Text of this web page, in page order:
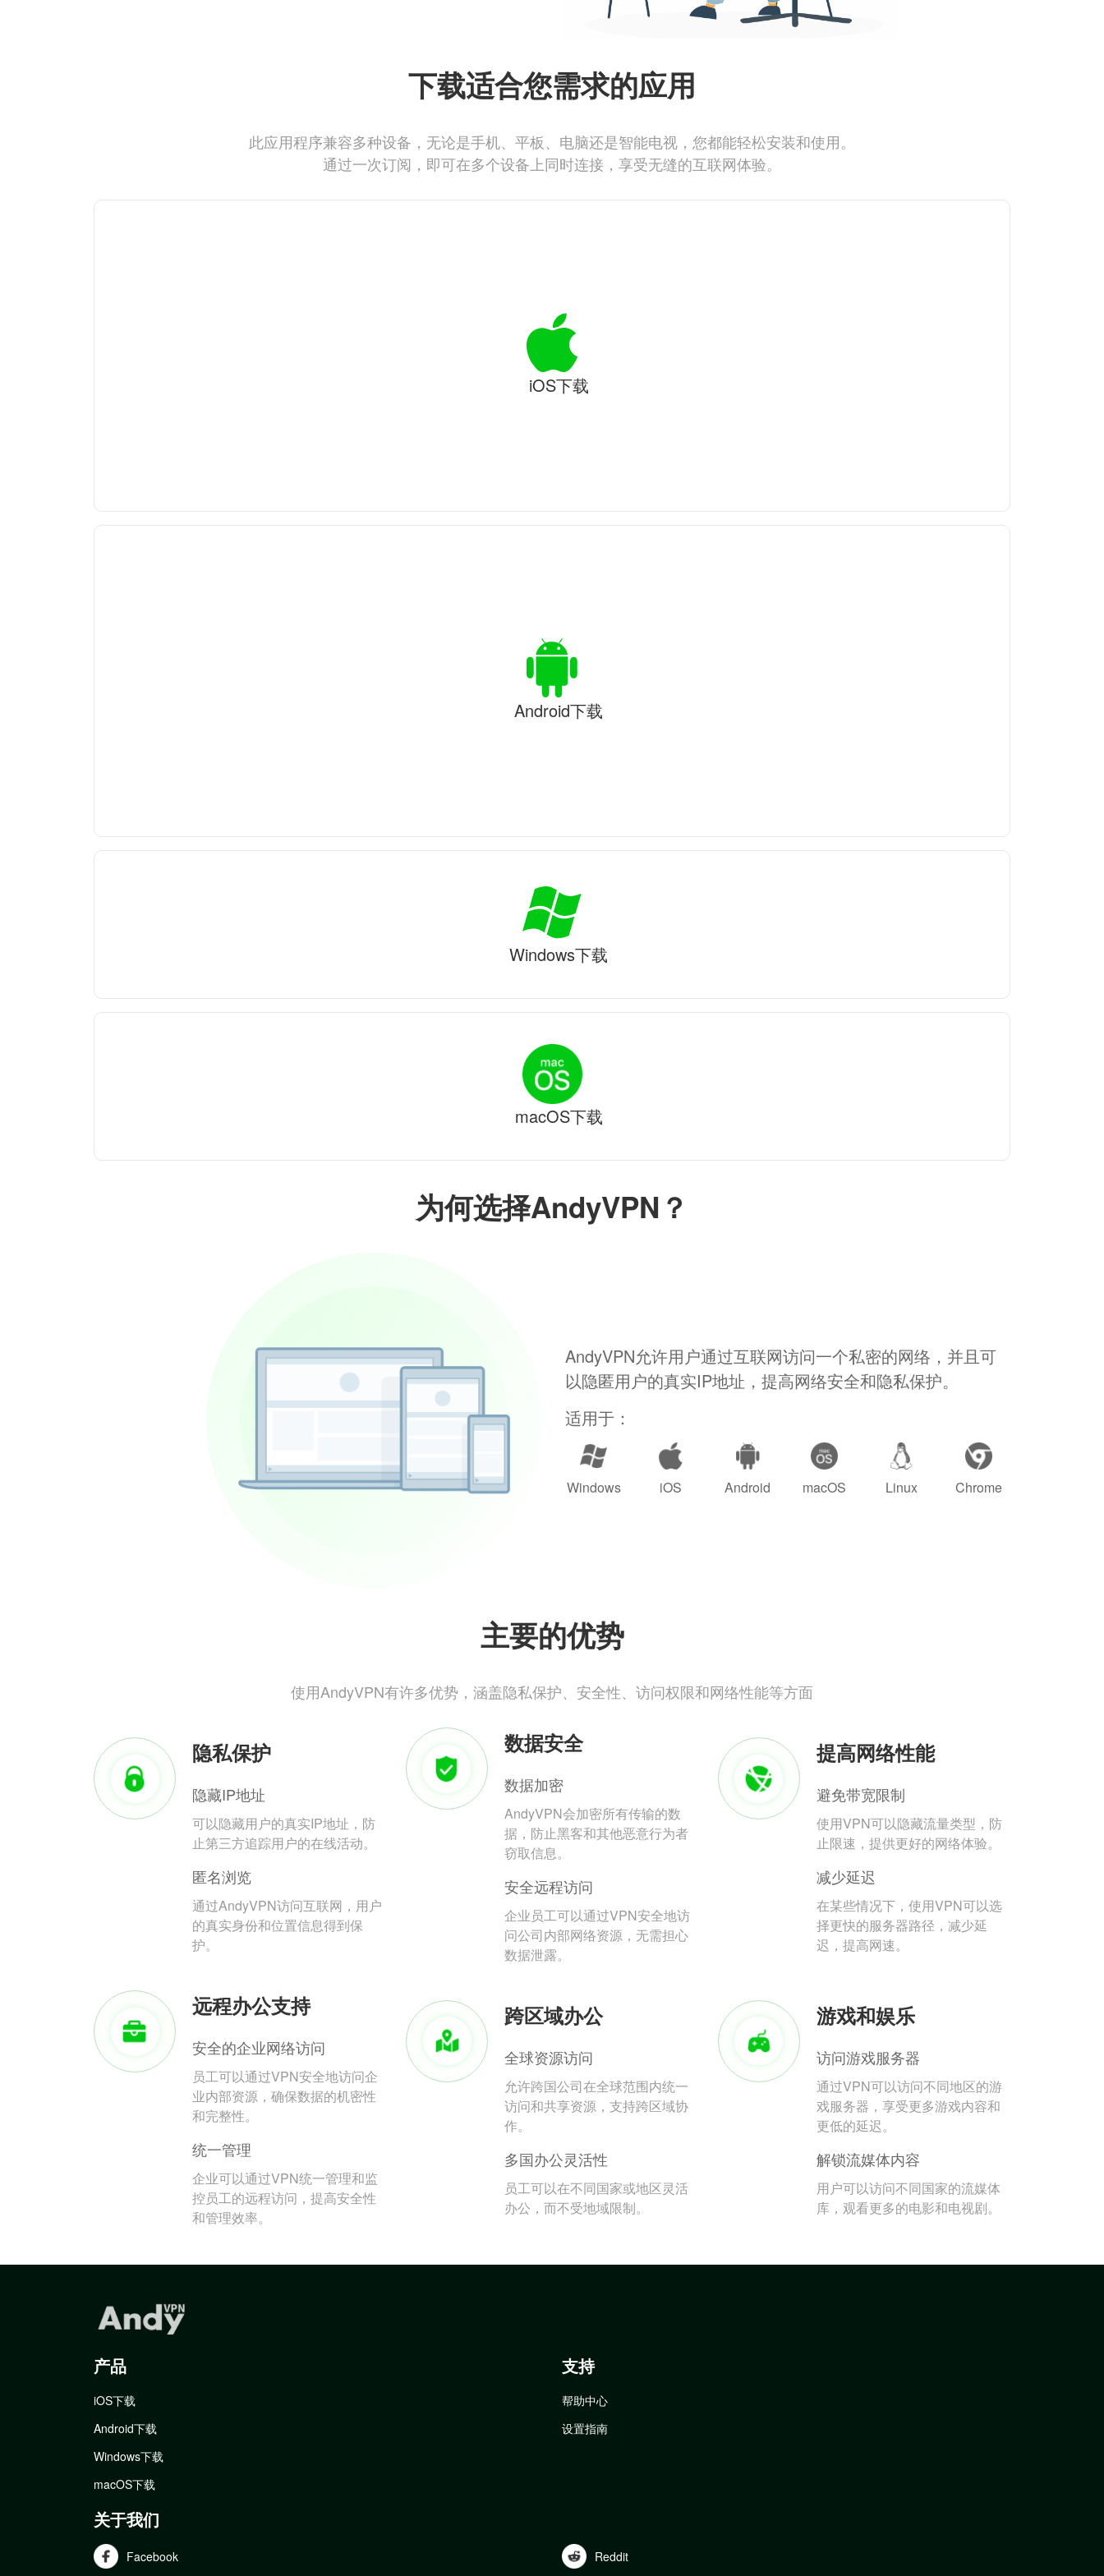
为何选择AndyVPN？
AndyVPN允许用户通过互联网访问一个私密的网络，并且可
以隐匿用户的真实IP地址，提高网络安全和隐私保护。
适用于：
Windows iOS Android macOS Linux Chrome
主要的优势
使用AndyVPN有许多优势，涵盖隐私保护、安全性、访问权限和网络性能等方面
隐私保护
隐藏IP地址
可以隐藏用户的真实IP地址，防
止第三方追踪用户的在线活动。
匿名浏览
通过AndyVPN访问互联网，用户
的真实身份和位置信息得到保
护。
数据安全
数据加密
AndyVPN会加密所有传输的数
据，防止黑客和其他恶意行为者
窃取信息。
安全远程访问
企业员工可以通过VPN安全地访
问公司内部网络资源，无需担心
数据泄露。
提高网络性能
避免带宽限制
使用VPN可以隐藏流量类型，防
止限速，提供更好的网络体验。
减少延迟
在某些情况下，使用VPN可以选
择更快的服务器路径，减少延
迟，提高网速。
远程办公支持
安全的企业网络访问
员工可以通过VPN安全地访问企
业内部资源，确保数据的机密性
和完整性。
统一管理
企业可以通过VPN统一管理和监
控员工的远程访问，提高安全性
和管理效率。
跨区域办公
全球资源访问
允许跨国公司在全球范围内统一
访问和共享资源，支持跨区域协
作。
多国办公灵活性
员工可以在不同国家或地区灵活
办公，而不受地域限制。
游戏和娱乐
访问游戏服务器
通过VPN可以访问不同地区的游
戏服务器，享受更多游戏内容和
更低的延迟。
解锁流媒体内容
用户可以访问不同国家的流媒体
库，观看更多的电影和电视剧。
下载适合您需求的应用
此应用程序兼容多种设备，无论是手机、平板、电脑还是智能电视，您都能轻松安装和使用。
通过一次订阅，即可在多个设备上同时连接，享受无缝的互联网体验。
iOS下载
Android下载
Windows下载
macOS下载
产品
iOS下载
Android下载
Windows下载
macOS下载
支持
帮助中心
设置指南
关于我们
Facebook Reddit